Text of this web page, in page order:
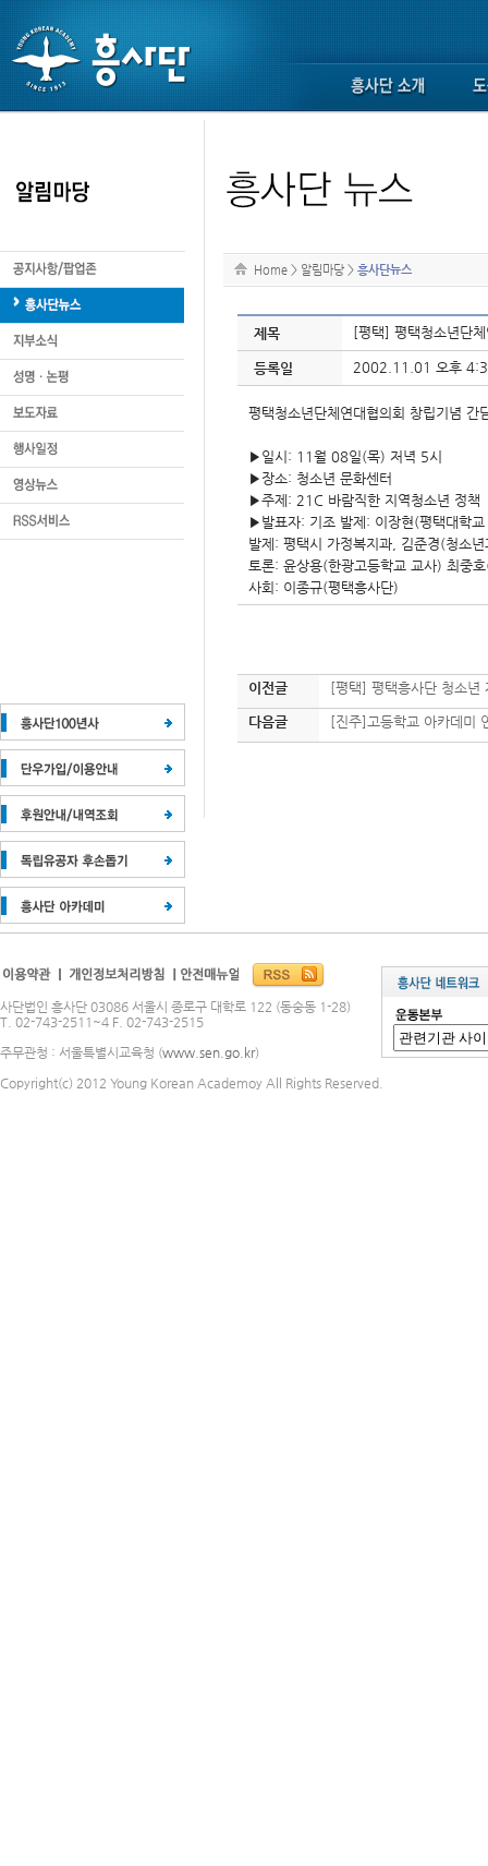
Home > 알림마당 > 흥사단뉴스
제목 [평택] 평택청소년단
등록일 2002.11.01 오후
평택청소년단체연대협의회 창립기념 간
▶일시: 11월 08일(목) 저녁 5시
▶장소: 청소년 문화센터
▶주제: 21C 바람직한 지역청소년 정책
▶발표자: 기조 발제: 이장현(평택대학
발제: 평택시 가정복지과, 김준경(청소
토론: 윤상용(한광고등학교 교사) 최중
사회: 이종규(평택흥사단)
이전글 [평택] 평택흥사단 청소년
다음글 [진주]고등학교 아카데미
사단법인 흥사단 03086 서울시 종로구 대학로 122 (동숭동 1-28)
T. 02-743-2511~4 F. 02-743-2515
주무관청 : 서울특별시교육청 (www.sen.go.kr)
Copyright(c) 2012 Young Korean Academoy All Rights Reserved.